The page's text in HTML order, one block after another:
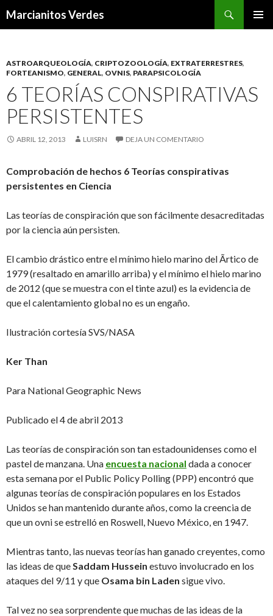
Marcianitos Verdes
ASTROARQUEOLOGÍA, CRIPTOZOOLOGÍA, EXTRATERRESTRES,
FORTEANISMO, GENERAL, OVNIS, PARAPSICOLOGÍA
6 TEORÍAS CONSPIRATIVAS
PERSISTENTES
ABRIL 12, 2013 LUISRN DEJA UN COMENTARIO
Comprobación de hechos 6 Teorías conspirativas
persistentes en Ciencia
Las teorías de conspiración que son fácilmente desacreditadas
por la ciencia aún persisten.
El cambio drástico entre el mínimo hielo marino del Ãrtico de
1979 (resaltado en amarillo arriba) y el mínimo el hielo marino
de 2012 (que se muestra con el tinte azul) es la evidencia de
que el calentamiento global no es un engaño.
Ilustración cortesía SVS/NASA
Ker Than
Para National Geographic News
Publicado el 4 de abril 2013
Las teorías de conspiración son tan estadounidenses como el
pastel de manzana. Una encuesta nacional dada a conocer
esta semana por el Public Policy Polling (PPP) encontró que
algunas teorías de conspiración populares en los Estados
Unidos se han mantenido durante años, como la creencia de
que un ovni se estrelló en Roswell, Nuevo México, en 1947.
Mientras tanto, las nuevas teorías han ganado creyentes, como
las ideas de queSaddam Hussein estuvo involucrado en los
ataques del 9/11 y que Osama bin Laden sigue vivo.
Tal vez no sea sorprendente que muchas de las ideas de la